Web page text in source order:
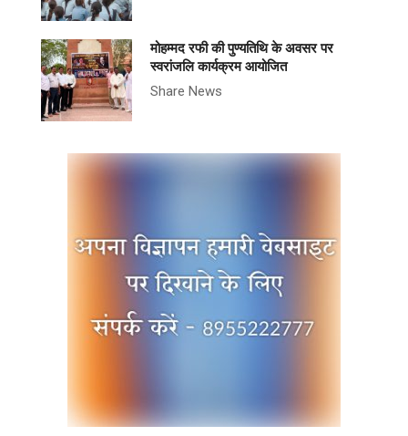
मोहम्मद रफी की पुण्यतिथि के अवसर पर
स्वरांजलि कार्यक्रम आयोजित
Share News